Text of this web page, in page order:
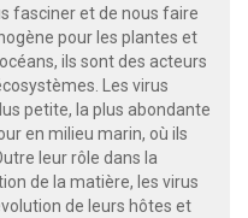
fasciner et de nous faire
pour les plantes et
ils sont des acteurs
Les virus
petite, la plus abondante
en milieu marin, où ils
leur rôle dans la
de la matière, les virus
de leurs hôtes et